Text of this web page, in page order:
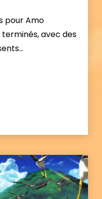
pour Amo
terminés, avec des